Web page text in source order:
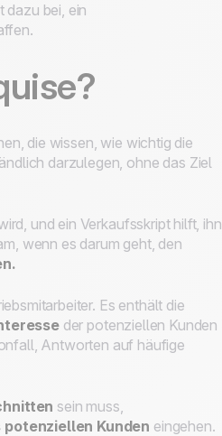
dazu bei, ein
die wissen, wie wichtig die
darzulegen, ohne das Ziel
und ein Verkaufsskript hilft, ihn
wenn es darum geht, den
Es enthält die
der potenziellen Kunden
Antworten auf häufige
sein muss,
Kunden eingehen.